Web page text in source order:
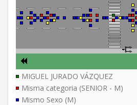
MIGUEL JURADO VÁZQUEZ
Misma categoria (SENIOR - M)
Mismo Sexo (M)